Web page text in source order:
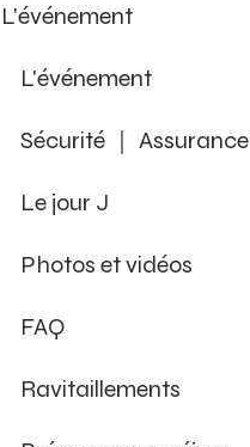
L'événement
L'événement
Sécurité ｜ Assurance
Le jour J
Photos et vidéos
FAQ
Ravitaillements